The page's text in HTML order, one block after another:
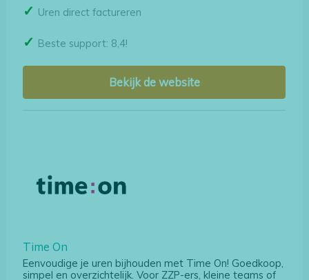
Uren direct factureren
Beste support: 8,4!
Bekijk de website
Time On
Eenvoudige je uren bijhouden met Time On! Goedkoop,
simpel en overzichtelijk. Voor ZZP-ers, kleine teams of